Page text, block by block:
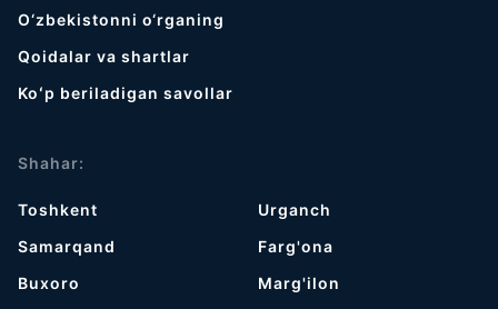
O‘zbekistonni o‘rganing
Qoidalar va shartlar
Koʻp beriladigan savollar
Shahar:
Toshkent
Samarqand
Buxoro
Urganch
Farg'ona
Marg'ilon